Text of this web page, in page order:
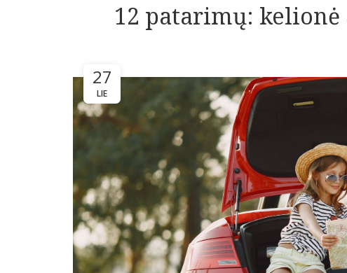
12 patarimų:
27
LIE